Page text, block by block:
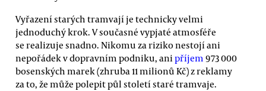
Vyřazení starých tramvají je technicky velmi
jednoduchý krok. V současné vypjaté atmosféře
se realizuje snadno. Nikomu za riziko nestojí ani
nepořádek v dopravním podniku, anipříjem 973 000
bosenských marek(zhruba 11 milionů Kč) z reklamy
za to, že může polepit půl století staré tramvaje.